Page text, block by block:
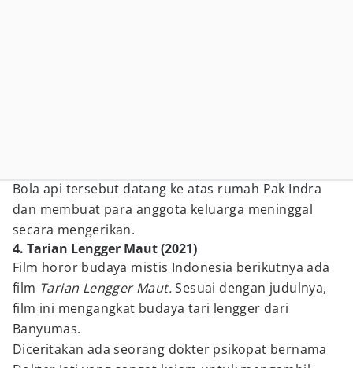
Bola api tersebut datang ke atas rumah Pak Indra
dan membuat para anggota keluarga meninggal
secara mengerikan.
4. Tarian Lengger Maut (2021)
Film horor budaya mistis Indonesia berikutnya ada
film Tarian Lengger Maut.Sesuai dengan judulnya,
film ini mengangkat budaya tari lengger dari
Banyumas.
Diceritakan ada seorang dokter psikopat bernama